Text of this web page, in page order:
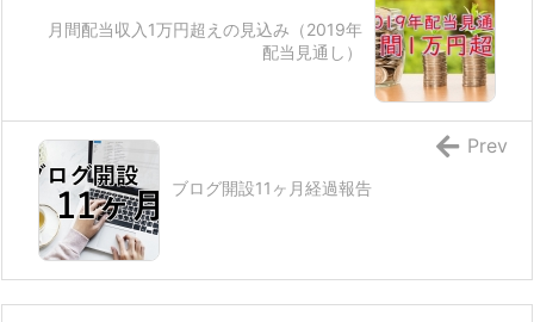
月間配当収入1万円超えの見込み（2019年
配当見通し）
ブログ開設11ヶ月経過報告
Prev